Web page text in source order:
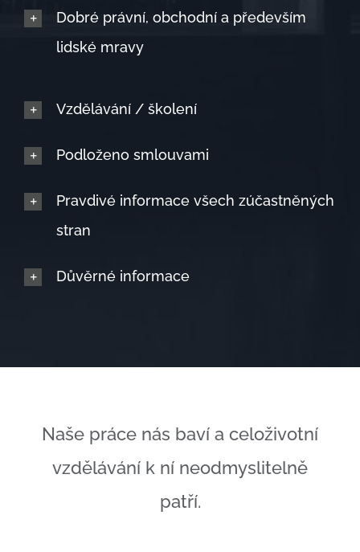
Dobré právní, obchodní a především
lidské mravy
Vzdělávání / školení
Podloženo smlouvami
Pravdivé informace všech zúčastněných
stran
Důvěrné informace
Naše práce nás baví a celoživotní
vzdělávání k ní neodmyslitelně
patří.